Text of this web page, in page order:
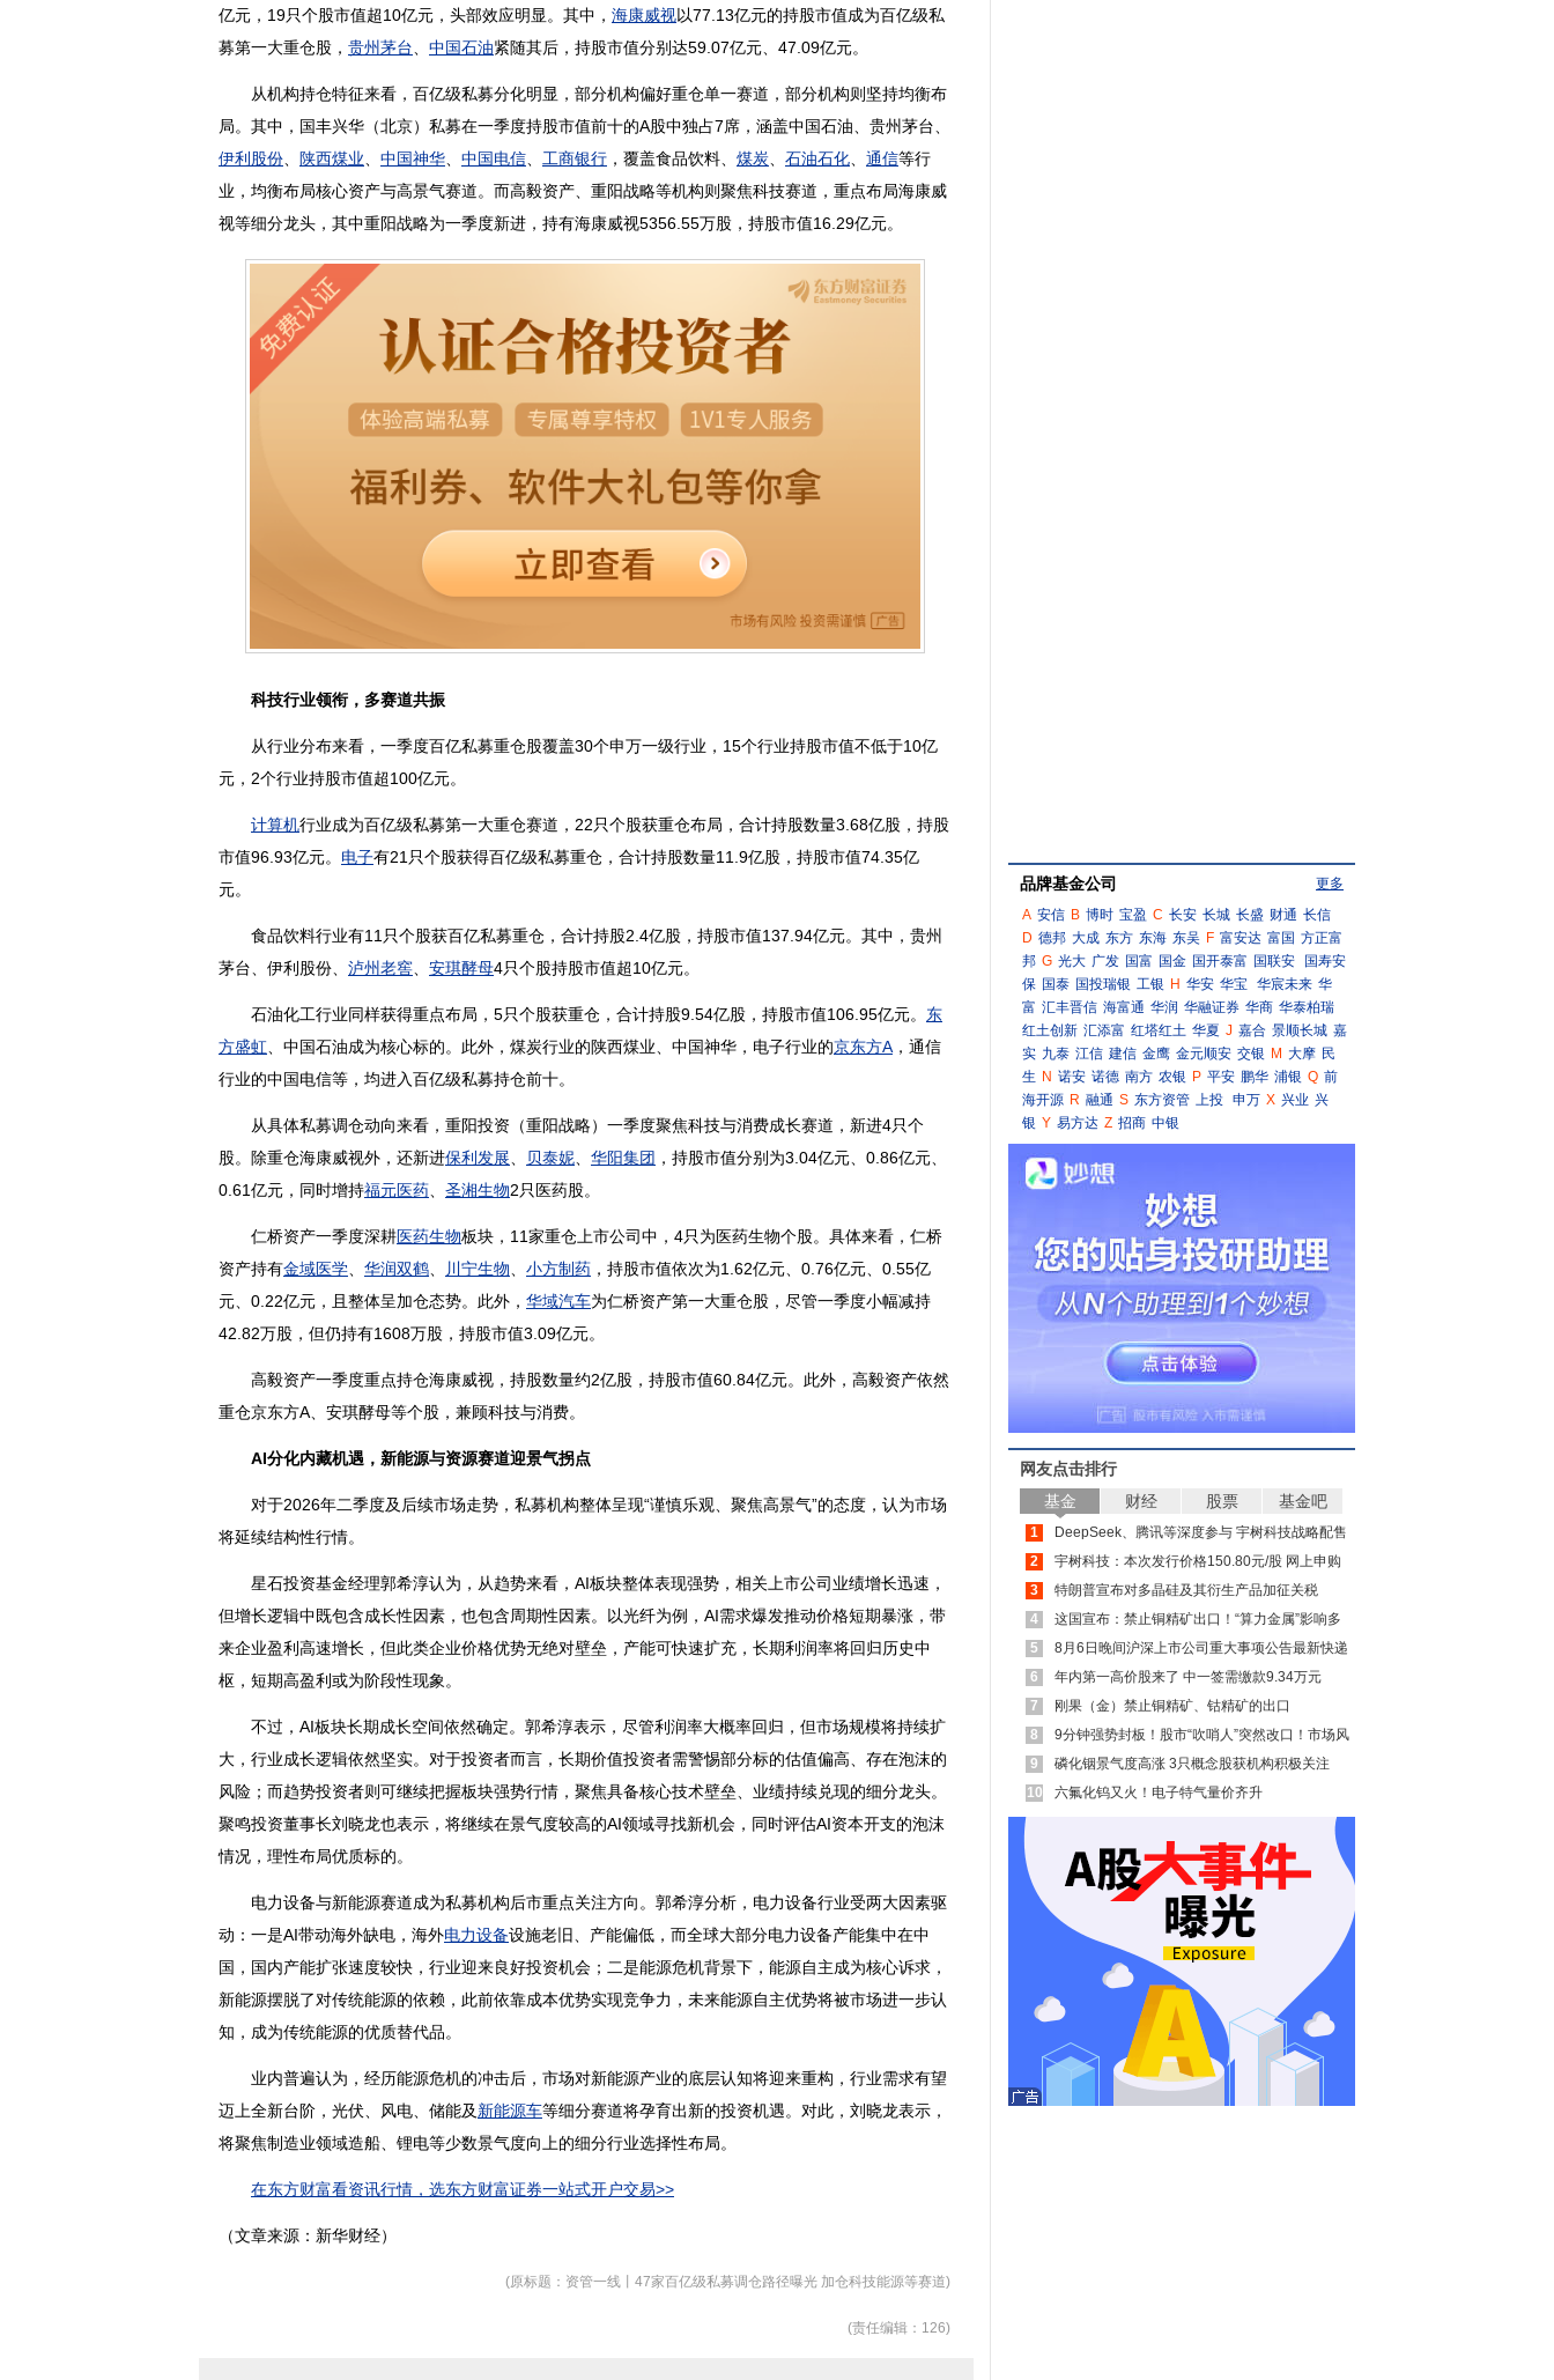
亿元，19只个股市值超10亿元，头部效应明显。其中， 海康威视以77.13亿元的持股市值成为百亿级私
募第一大重仓股， 贵州茅台 中国石油紧随其后，持股市值分别达59.07亿元、47.09亿元。
从机构持仓特征来看，百亿级私募分化明显，部分机构偏好重仓单一赛道，部分机构则坚持均衡布
局。其中，国丰兴华（北京）私募在一季度持股市值前十的A股中独占7席，涵盖中国石油 贵州茅台
伊利股份
陕西煤业 中国神华 中国电信 工商银行 ，覆盖食品饮料 煤炭 石油石化 通信等行
业，均衡布局核心资产与高景气赛道。而高毅资产、重阳战略等机构则聚焦科技赛道，重点布局海康威
视等细分龙头，其中重阳战略为一季度新进，持有海康威视5356.55万股，持股市值16.29亿元。
科技行业领衔，多赛道共振
从行业分布来看，一季度百亿私募重仓股覆盖30个申万一级行业，15个行业持股市值不低于10亿
元，2个行业持股市值超100亿元。
计算机行业成为百亿级私募第一大重仓赛道，22只个股获重仓布局，合计持股数量3.68亿股，持股
市值96.93亿元。 电子有21只个股获得百亿级私募重仓，合计持股数量11.9亿股，持股市值74.35亿
元。
食品饮料行业有11只个股获百亿私募重仓，合计持股2.4亿股，持股市值137.94亿元。其中， 贵州
茅台
伊利股份 泸州老窖 安琪酵母4只个股持股市值超10亿元。
石油化工行业同样获得重点布局，5只个股获重仓，合计持股9.54亿股，持股市值106.95亿元。 东
方盛虹
中国石油成为核心标的。此外， 煤炭行业的陕西煤业 中国神华 ， 电子行业的京东方A ， 通信
行业的中国电信等，均进入百亿级私募持仓前十。
从具体私募调仓动向来看，重阳投资（重阳战略）一季度聚焦科技与消费成长赛道，新进4只个
股。除重仓海康威视外，还新进保利发展 贝泰妮 华阳集团 ，持股市值分别为3.04亿元、0.86亿元、
0.61亿元，同时增持福元医药 圣湘生物2只医药股。
仁桥资产一季度深耕医药生物板块，11家重仓上市公司中，4只为医药生物个股。具体来看，仁桥
资产持有金域医学 华润双鹤 川宁生物 小方制药 ，持股市值依次为1.62亿元、0.76亿元、0.55亿
元、0.22亿元，且整体呈加仓态势。此外， 华域汽车为仁桥资产第一大重仓股，尽管一季度小幅减持
42.82万股，但仍持有1608万股，持股市值3.09亿元。
高毅资产一季度重点持仓海康威视，持股数量约2亿股，持股市值60.84亿元。此外，高毅资产依然
重仓京东方A 安琪酵母等个股，兼顾科技与消费。
AI分化内藏机遇， 新能源与资源赛道迎景气拐点
对于2026年二季度及后续市场走势，私募机构整体呈现“谨慎乐观、聚焦高景气”的态度，认为市场
将延续结构性行情。
星石投资基金经理郭希淳认为，从趋势来看，AI板块整体表现强势，相关上市公司业绩增长迅速，
但增长逻辑中既包含成长性因素，也包含周期性因素。以光纤为例，AI需求爆发推动价格短期暴涨，带
来企业盈利高速增长，但此类企业价格优势无绝对壁垒，产能可快速扩充，长期利润率将回归历史中
枢，短期高盈利或为阶段性现象。
不过，AI板块长期成长空间依然确定。郭希淳表示，尽管利润率大概率回归，但市场规模将持续扩
大，行业成长逻辑依然坚实。对于投资者而言，长期价值投资者需警惕部分标的估值偏高、存在泡沫的
风险；而趋势投资者则可继续把握板块强势行情，聚焦具备核心技术壁垒、业绩持续兑现的细分龙头。
聚鸣投资董事长刘晓龙也表示，将继续在景气度较高的AI领域寻找新机会，同时评估AI资本开支的泡沫
情况，理性布局优质标的。
电力设备与新能源赛道成为私募机构后市重点关注方向。郭希淳分析， 电力设备行业受两大因素驱
动：一是AI带动海外缺电，海外电力设备设施老旧、产能偏低，而全球大部分电力设备产能集中在中
国，国内产能扩张速度较快，行业迎来良好投资机会；二是能源危机背景下，能源自主成为核心诉求，
新能源摆脱了对传统能源的依赖，此前依靠成本优势实现竞争力，未来能源自主优势将被市场进一步认
知，成为传统能源的优质替代品。
业内普遍认为，经历能源危机的冲击后，市场对新能源产业的底层认知将迎来重构，行业需求有望
迈上全新台阶，光伏、风电、储能及新能源车等细分赛道将孕育出新的投资机遇。对此，刘晓龙表示，
将聚焦制造业领域造船、 锂电等少数景气度向上的细分行业选择性布局。
在东方财富看资讯行情，选东方财富证券一站式开户交易>>
（文章来源：新华财经）
(原标题：资管一线丨47家百亿级私募调仓路径曝光 加仓科技能源等赛道)
(责任编辑：126)
品牌基金公司
更多
A 安信 B 博时 宝盈 C 长安 长城 长盛 财通 长信
D 德邦 大成 东方 东海 东吴 F 富安达 富国 方正富
邦 G 光大 广发 国富 国金 国开泰富 国联安
国寿安
保 国泰 国投瑞银 工银 H 华安 华宝 华宸未来 华
富 汇丰晋信 海富通 华润 华融证券 华商 华泰柏瑞
红土创新 汇添富 红塔红土 华夏 J 嘉合 景顺长城 嘉
实 九泰 江信 建信 金鹰 金元顺安 交银 M 大摩 民
生 N 诺安 诺德 南方 农银 P 平安 鹏华 浦银 Q 前
海开源 R 融通 S 东方资管 上投 申万 X 兴业 兴
银 Y 易方达 Z 招商 中银
网友点击排行
基金
财经 股票 基金吧
1
DeepSeek、腾讯等深度参与 宇树科技战略配售
名单来了
2
宇树科技：本次发行价格150.80元/股 网上申购
日为8月10日
3
特朗普宣布对多晶硅及其衍生产品加征关税
4
这国宣布：禁止铜精矿出口！“算力金属”影响多
大？
5
8月6日晚间沪深上市公司重大事项公告最新快递
6
年内第一高价股来了 中一签需缴款9.34万元
7
刚果（金）禁止铜精矿、钴精矿的出口
8
9分钟强势封板！股市“吹哨人”突然改口！市场风
向变了？
9
磷化铟景气度高涨 3只概念股获机构积极关注
（附名单）
10 六氟化钨又火！电子特气量价齐升